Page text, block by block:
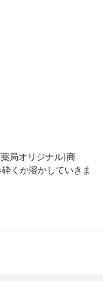
局オリジナル)商
くか溶かしていきま